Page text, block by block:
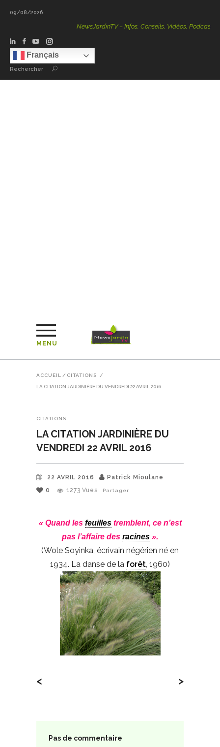
09/08/2026
NewsJardinTV – Infos, Conseils, Vidéos, Podcasts – 100 %
Français
Rechercher
MENU
ACCUEIL / CITATIONS /
LA CITATION JARDINIÈRE DU VENDREDI 22 AVRIL 2016
CITATIONS
LA CITATION JARDINIÈRE DU
VENDREDI 22 AVRIL 2016
22 AVRIL 2016
Patrick Mioulane
0
1273 Vues Partager
« Quand les feuillestremblent, ce n’est
pas l’affaire des racines ».
(Wole Soyinka, écrivain négérien né en
1934. La danse de la forêt , 1960)
< >
Pas de commentaire